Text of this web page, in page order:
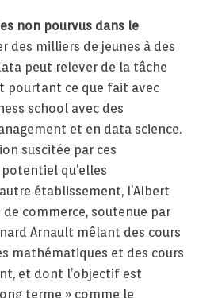
non pourvus dans le
des milliers de jeunes à des
peut relever de la tâche
pourtant ce que fait avec
school avec des
et en data science.
suscitée par ces
qu’elles
établissement, l’Albert
de commerce, soutenue par
Arnault mêlant des cours
mathématiques et des cours
et dont l’objectif est
terme » comme le